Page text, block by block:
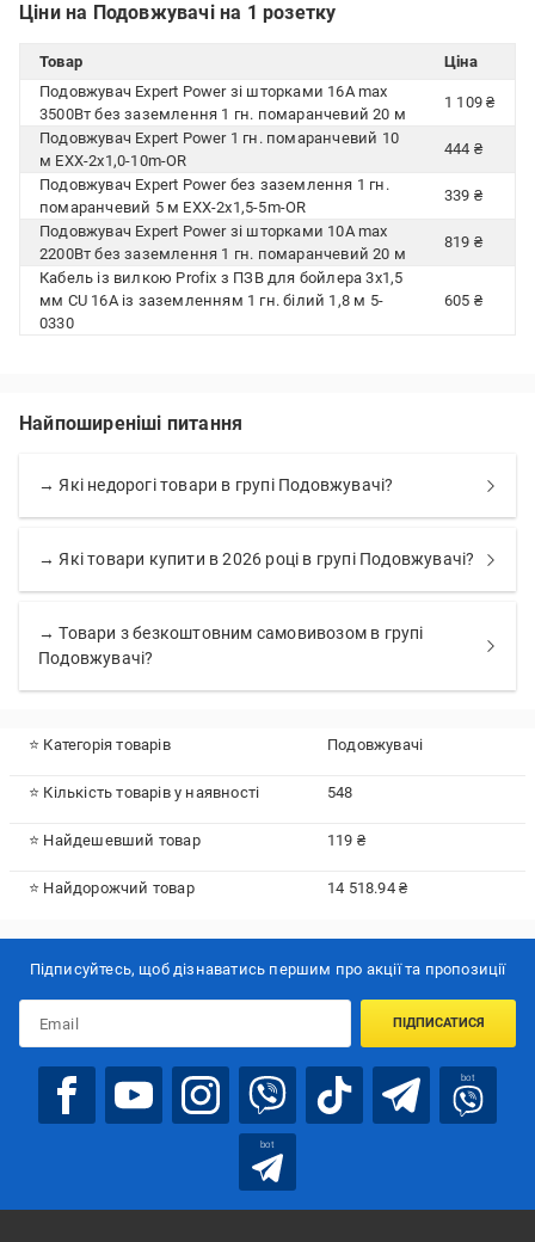
Ціни на Подовжувачі на 1 розетку
Товар
Ціна
Подовжувач Expert Power зі шторками 16А max
3500Вт без заземлення 1 гн. помаранчевий 20 м
1 109 ₴
Подовжувач Expert Power 1 гн. помаранчевий 10
м EXX-2x1,0-10m-OR
444 ₴
Подовжувач Expert Power без заземлення 1 гн.
помаранчевий 5 м EXX-2x1,5-5m-OR
339 ₴
Подовжувач Expert Power зі шторками 10А max
2200Вт без заземлення 1 гн. помаранчевий 20 м
819 ₴
Кабель із вилкою Profix з ПЗВ для бойлера 3x1,5
мм CU 16А із заземленням 1 гн. білий 1,8 м 5-
0330
605 ₴
Найпоширеніші питання
→ Які недорогі товари в групі Подовжувачі?
→ Які товари купити в 2026 році в групі Подовжувачі?
→ Товари з безкоштовним самовивозом в групі
Подовжувачі?
⭐ Категорія товарів Подовжувачі
⭐ Кількість товарів у наявності 548
⭐ Найдешевший товар 119 ₴
⭐ Найдорожчий товар 14 518.94 ₴
Підписуйтесь, щоб дізнаватись першим про акції та пропозиції
ПІДПИСАТИСЯ
bot
bot